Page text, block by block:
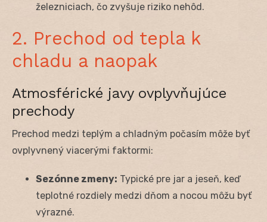
železniciach, čo zvyšuje riziko nehôd.
2. Prechod od tepla k
chladu a naopak
Atmosférické javy ovplyvňujúce
prechody
Prechod medzi teplým a chladným počasím môže byť
ovplyvnený viacerými faktormi:
Sezónne zmeny: Typické pre jar a jeseň, keď
teplotné rozdiely medzi dňom a nocou môžu byť
výrazné.